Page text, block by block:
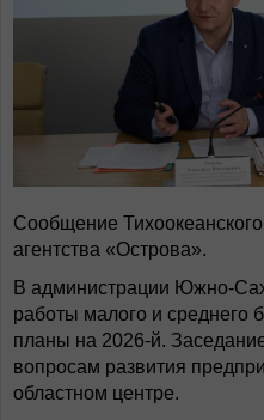
Сообщение
агентства «Острова».
В администрации Южно-
работы малого и среднего
планы на 2026-й.
вопросам развития
областном центре.